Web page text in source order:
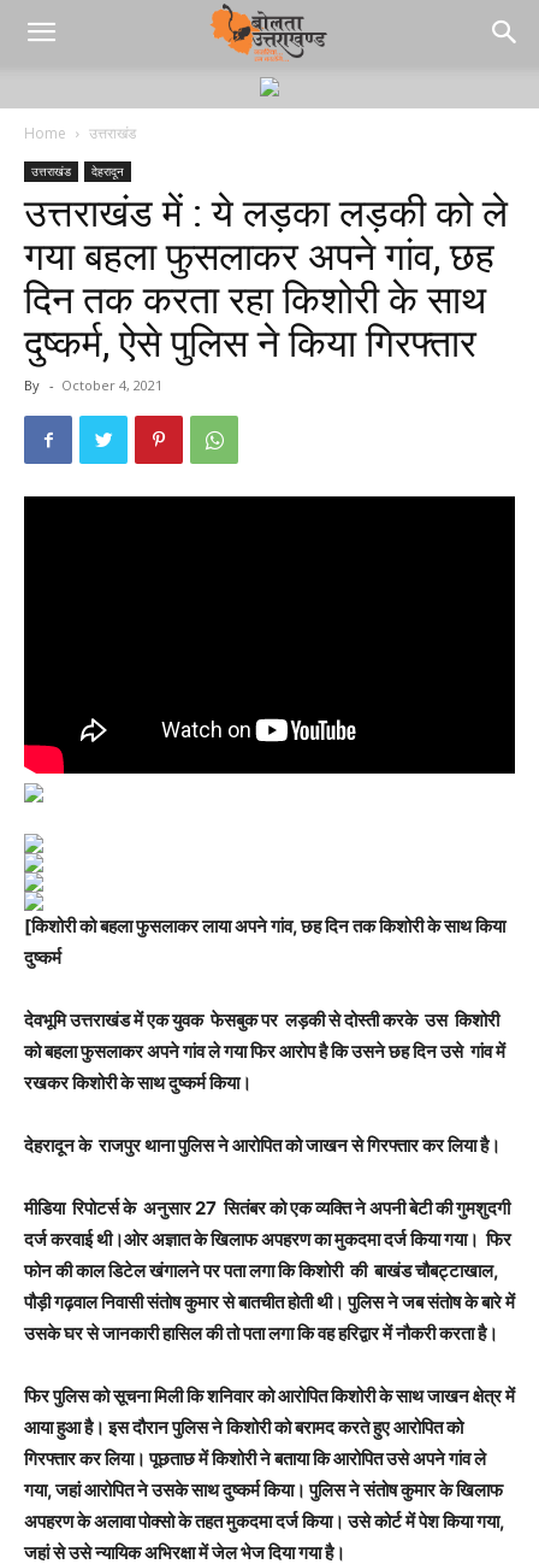
Home उत्तराखंड
उत्तराखंड देहरादून
उत्तराखंड में : ये लड़का लड़की को ले
गया बहला फुसलाकर अपने गांव, छह
दिन तक करता रहा किशोरी के साथ
दुष्कर्म, ऐसे पुलिस ने किया गिरफ्तार
By - October 4, 2021
[किशोरी को बहला फुसलाकर लाया अपने गांव, छह दिन तक किशोरी के साथ किया
दुष्कर्म
देवभूमि उत्तराखंड में एक युवक फेसबुक पर लड़की से दोस्ती करके उस किशोरी
को बहला फुसलाकर अपने गांव ले गया फिरआरोप है कि उसने छह दिन उसे गांव में
रखकर किशोरी के साथ दुष्कर्म किया।
देहरादून के राजपुर थाना पुलिस ने आरोपित को जाखन से गिरफ्तार कर लिया है।
मीडिया रिपोटर्स के अनुसार 27 सितंबर को एक व्यक्ति ने अपनी बेटी की गुमशुदगी
दर्ज करवाई थी।ओर अज्ञात के खिलाफ अपहरण का मुकदमा दर्ज किया गया। फिर
फोन की काल डिटेल खंगालने पर पता लगा कि किशोरी की बाखंड चौबट्टाखाल,
पौड़ी गढ़वाल निवासी संतोष कुमार से बातचीत होती थी। पुलिस ने जब संतोष के बारे में
उसके घर से जानकारी हासिल की तो पता लगा कि वह हरिद्वार में नौकरी करता है।
फिर पुलिस को सूचना मिली कि शनिवार को आरोपित किशोरी के साथ जाखन क्षेत्र में
आया हुआ है। इस दौरान पुलिस ने किशोरी को बरामद करते हुए आरोपित को
गिरफ्तार कर लिया। पूछताछ में किशोरी ने बताया कि आरोपित उसे अपने गांव ले
गया, जहां आरोपित ने उसके साथ दुष्कर्म किया। पुलिस ने संतोष कुमार के खिलाफ
अपहरण के अलावा पोक्सो के तहत मुकदमा दर्ज किया। उसे कोर्ट में पेश किया गया,
जहां से उसे न्यायिक अभिरक्षा में जेल भेज दिया गया है।